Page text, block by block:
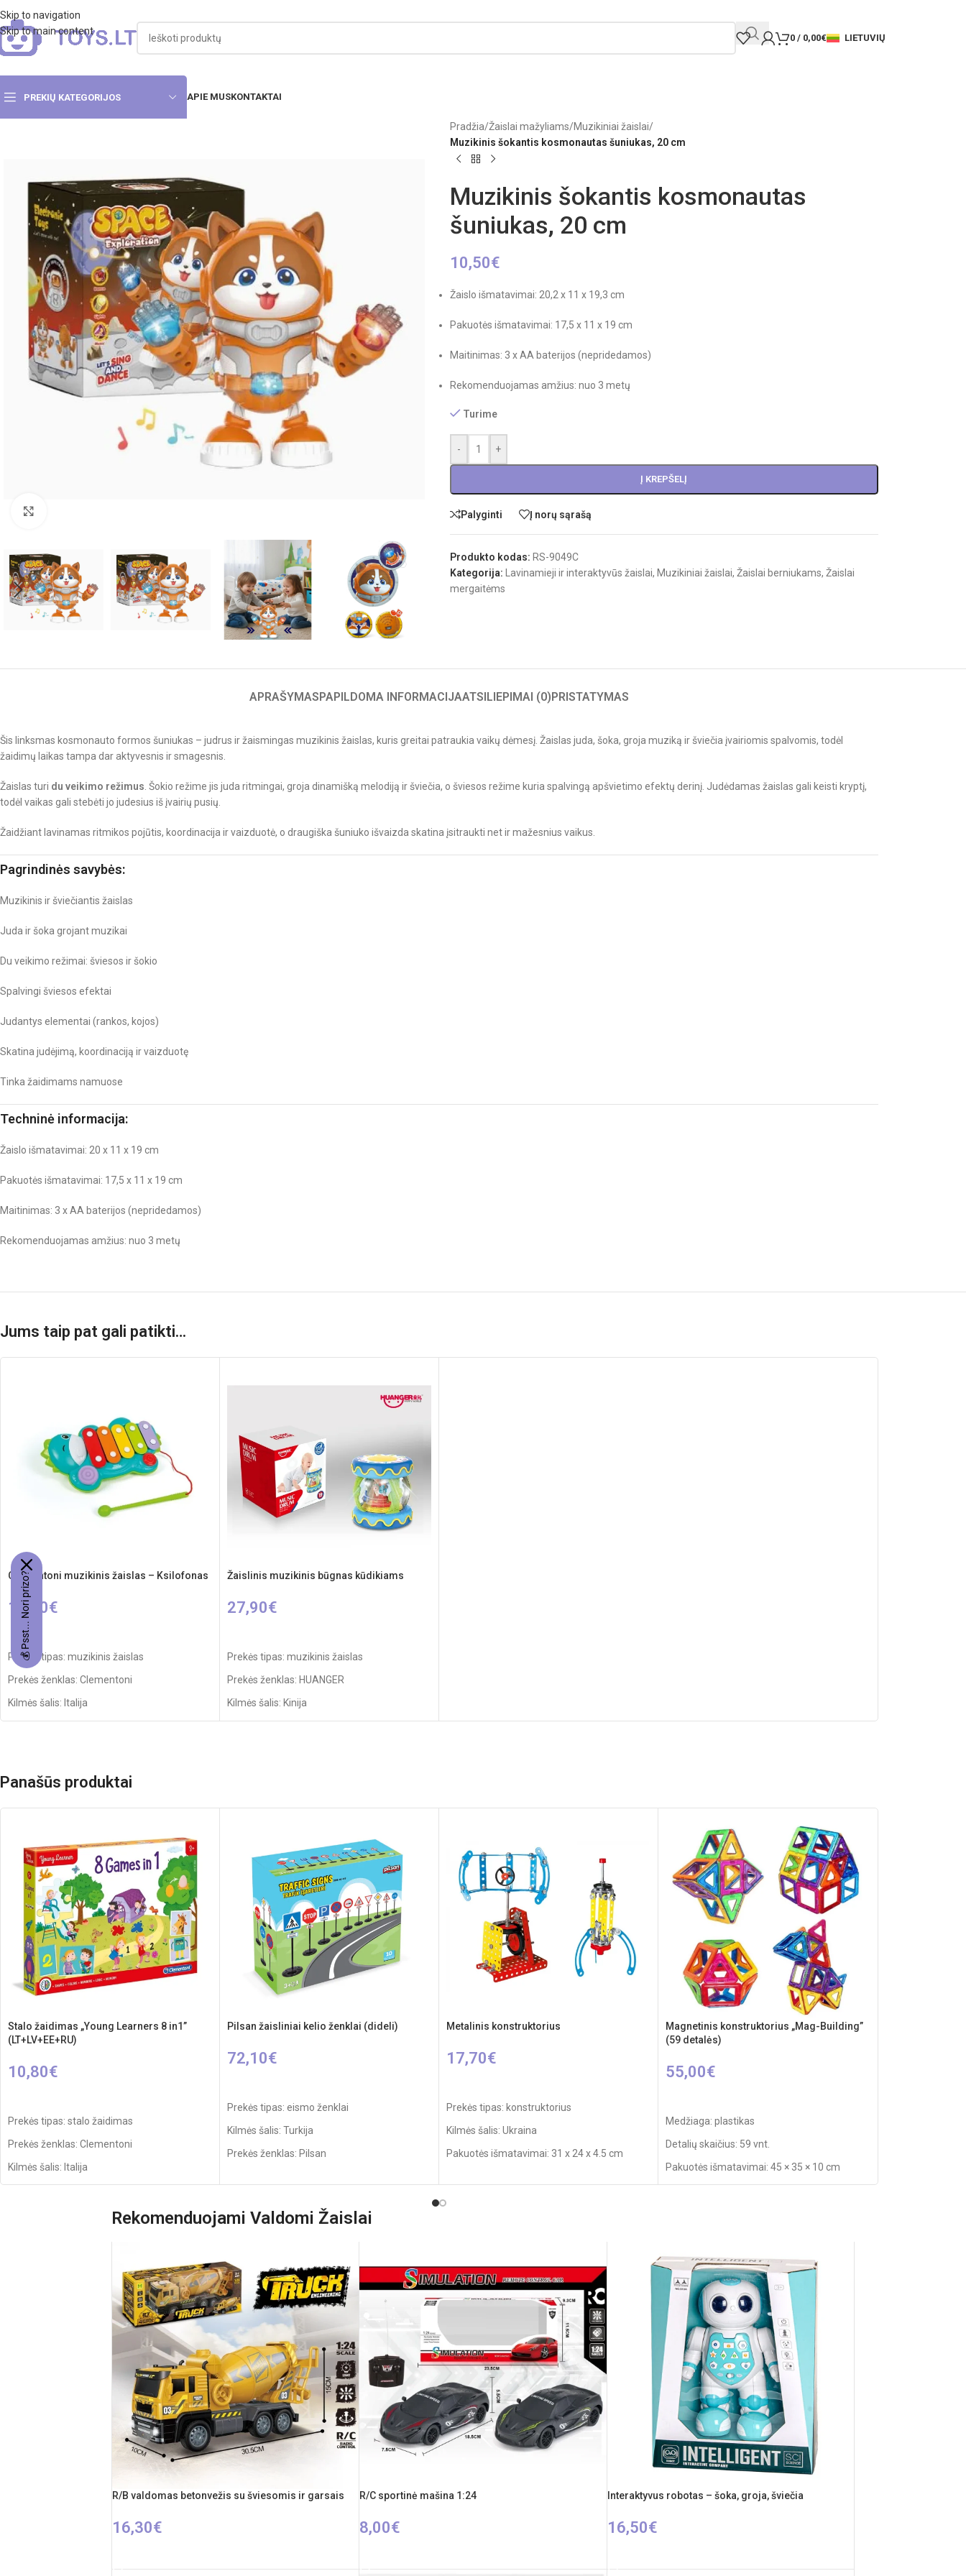
Skip to navigation
Skip to main content
0 / 0,00€ LIETUVIŲ
PREKIŲ KATEGORIJOS APIE MUSKONTAKTAI
Pradžia/Žaislai mažyliams/Muzikiniai žaislai/
Muzikinis šokantis kosmonautas šuniukas, 20 cm
Muzikinis šokantis kosmonautas
šuniukas, 20 cm
10,50€
Žaislo išmatavimai: 20,2 x 11 x 19,3 cm
Pakuotės išmatavimai: 17,5 x 11 x 19 cm
Maitinimas: 3 x AA baterijos (nepridedamos)
Rekomenduojamas amžius: nuo 3 metų
Turime
- +
Į KREPŠELĮ
Palyginti Į norų sąrašą
Produkto kodas: RS-9049C
Kategorija:
Lavinamieji ir interaktyvūs žaislai, Muzikiniai žaislai, Žaislai berniukams, Žaislai
mergaitėms
APRAŠYMASPAPILDOMA INFORMACIJAATSILIEPIMAI (0)PRISTATYMAS
Šis linksmas kosmonauto formos šuniukas – judrus ir žaismingas muzikinis žaislas, kuris greitai patraukia vaikų dėmesį. Žaislas juda, šoka, groja muziką ir šviečia įvairiomis spalvomis, todėl
žaidimų laikas tampa dar aktyvesnis ir smagesnis.
Žaislas turi du veikimo režimus . Šokio režime jis juda ritmingai, groja dinamišką melodiją ir šviečia, o šviesos režime kuria spalvingą apšvietimo efektų derinį. Judėdamas žaislas gali keisti kryptį,
todėl vaikas gali stebėti jo judesius iš įvairių pusių.
Žaidžiant lavinamas ritmikos pojūtis, koordinacija ir vaizduotė, o draugiška šuniuko išvaizda skatina įsitraukti net ir mažesnius vaikus.
Pagrindinės savybės:
Muzikinis ir šviečiantis žaislas
Juda ir šoka grojant muzikai
Du veikimo režimai: šviesos ir šokio
Spalvingi šviesos efektai
Judantys elementai (rankos, kojos)
Skatina judėjimą, koordinaciją ir vaizduotę
Tinka žaidimams namuose
Techninė informacija:
Žaislo išmatavimai: 20 x 11 x 19 cm
Pakuotės išmatavimai: 17,5 x 11 x 19 cm
Maitinimas: 3 x AA baterijos (nepridedamos)
Rekomenduojamas amžius: nuo 3 metų
Jums taip pat gali patikti…
Clementoni muzikinis žaislas – Ksilofonas
17,10€
Į KREPŠELĮ
Prekės tipas: muzikinis žaislas
Prekės ženklas: Clementoni
Kilmės šalis: Italija
Žaislinis muzikinis būgnas kūdikiams
27,90€
Prekės tipas: muzikinis žaislas
Prekės ženklas: HUANGER
Kilmės šalis: Kinija
Panašūs produktai
Stalo žaidimas „Young Learners 8 in1”
(LT+LV+EE+RU)
10,80€
Prekės tipas: stalo žaidimas
Prekės ženklas: Clementoni
Kilmės šalis: Italija
Rekomenduojamas amžius: nuo 3 metų
Pilsan žaisliniai kelio ženklai (dideli)
72,10€
Prekės tipas: eismo ženklai
Kilmės šalis: Turkija
Prekės ženklas: Pilsan
Rekomenduojamas amžius: nuo 3 metų
Metalinis konstruktorius
17,70€
Prekės tipas: konstruktorius
Kilmės šalis: Ukraina
Pakuotės išmatavimai: 31 x 24 x 4.5 cm
Magnetinis konstruktorius „Mag-Building”
(59 detalės)
55,00€
Medžiaga: plastikas
Detalių skaičius: 59 vnt.
Pakuotės išmatavimai: 45 × 35 × 10 cm
Rekomenduojami Valdomi Žaislai
R/B valdomas betonvežis su šviesomis ir garsais
16,30€
R/C sportinė mašina 1:24
8,00€
Interaktyvus robotas – šoka, groja, šviečia
16,50€
💰 Psst... Nori prizo?